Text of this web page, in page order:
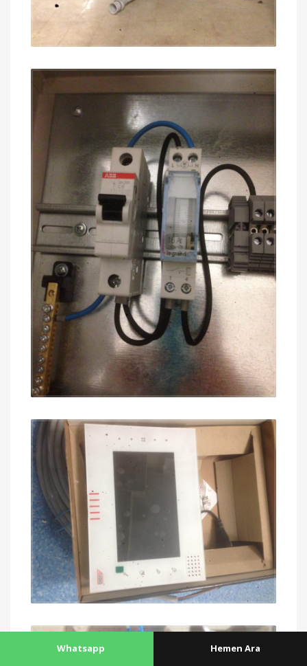
Whatsapp Hemen Ara